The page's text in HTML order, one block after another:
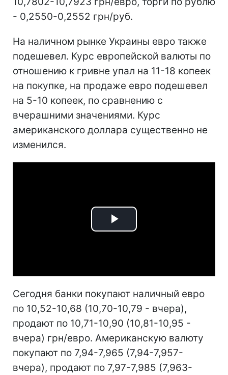
- 0,2550-0,2552 грн/руб.
На наличном рынке Украины евро также
подешевел. Курс европейской валюты по
отношению к гривне упал на 11-18 копеек
на покупке, на продаже евро подешевел
на 5-10 копеек, по сравнению с
вчерашними значениями. Курс
американского доллара существенно не
изменился.
Play
Сегодня банки покупают наличный евро
по 10,52-10,68 (10,70-10,79 - вчера),
продают по 10,71-10,90 (10,81-10,95 -
вчера) грн/евро. Американскую валюту
покупают по 7,94-7,965 (7,94-7,957-
вчера), продают по 7,97-7,985 (7,963-